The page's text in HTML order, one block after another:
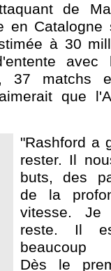
de
en
à 30
avec
37 matchs
que
"Rashford a
rester. Il
buts, des
de la
vitesse.
reste. Il
beaucoup
Dès le